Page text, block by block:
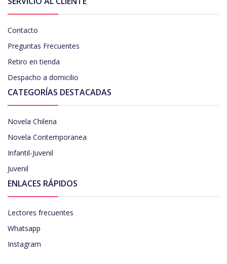
Contacto
Preguntas Frecuentes
Retiro en tienda
Despacho a domicilio
CATEGORÍAS DESTACADAS
Novela Chilena
Novela Contemporanea
Infantil-Juvenil
Juvenil
ENLACES RÁPIDOS
Lectores frecuentes
Whatsapp
Instagram